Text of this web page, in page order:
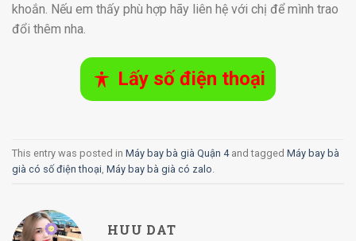
khoắn. Nếu em thấy phù hợp hãy liên hệ với chị để mình trao
đổi thêm nha.
Lấy số điện thoại
This entry was posted in Máy bay bà già Quận 4and tagged Máy bay bà
già có số điện thoại Máy bay bà già có zalo
HUU DAT